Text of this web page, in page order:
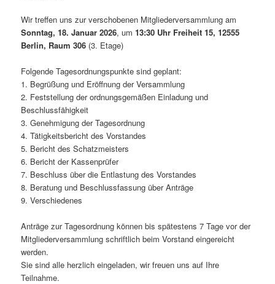
Wir treffen uns zur verschobenen Mitgliederversammlung am
Sonntag, 18. Januar 2026, um13:30 Uhr Freiheit 15, 12555
Berlin, Raum 306 (3. Etage)
Folgende Tagesordnungspunkte sind geplant:
1. Begrüßung und Eröffnung der Versammlung
2. Feststellung der ordnungsgemäßen Einladung und
Beschlussfähigkeit
3. Genehmigung der Tagesordnung
4. Tätigkeitsbericht des Vorstandes
5. Bericht des Schatzmeisters
6. Bericht der Kassenprüfer
7. Beschluss über die Entlastung des Vorstandes
8. Beratung und Beschlussfassung über Anträge
9. Verschiedenes
Anträge zur Tagesordnung können bis spätestens 7 Tage vor der
Mitgliederversammlung schriftlich beim Vorstand eingereicht
werden.
Sie sind alle herzlich eingeladen, wir freuen uns auf Ihre
Teilnahme.